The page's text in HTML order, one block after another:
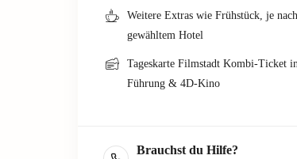
Weitere Extras wie Frühstück, je nach
gewähltem Hotel
Tageskarte Filmstadt Kombi-Ticket
Führung & 4D-Kino
Brauchst du Hilfe?